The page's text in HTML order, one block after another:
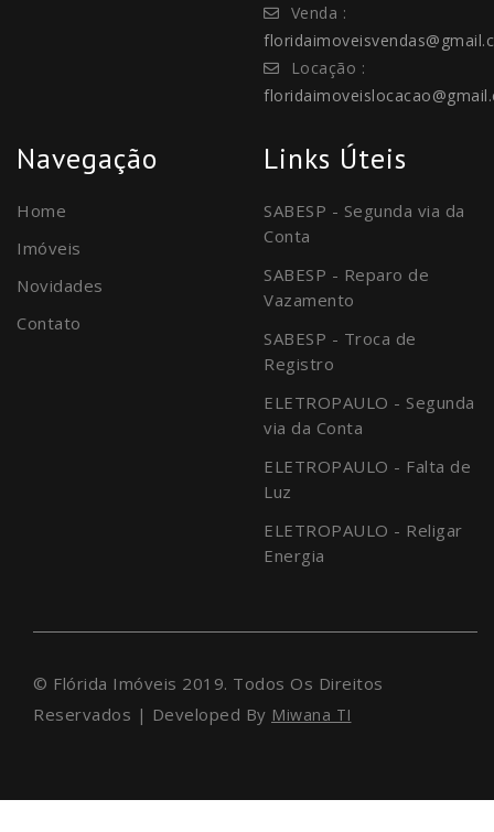
Venda :
Locação :
Navegação
Home
Imóveis
Novidades
Contato
Links Úteis
SABESP - Segunda via da
Conta
SABESP - Reparo de
Vazamento
SABESP - Troca de
Registro
ELETROPAULO - Segunda
via da Conta
ELETROPAULO - Falta de
Luz
ELETROPAULO - Religar
Energia
© Flórida Imóveis 2019. Todos Os Direitos
Reservados | Developed By Miwana TI